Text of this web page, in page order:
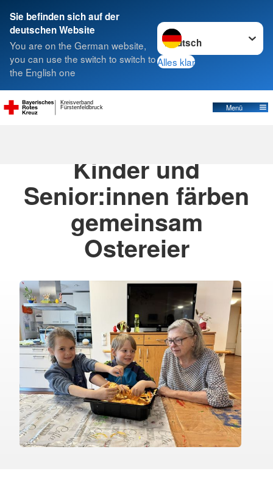
Sie befinden sich auf der
deutschen Website
You are on the German website,
you can use the switch to switch to
the English one
Sprache wechseln zu
Alles klar
Fürstenfeldbruck
Kreisverband
Menü
Suche
Kinder und
Senior:innen färben
gemeinsam
Ostereier